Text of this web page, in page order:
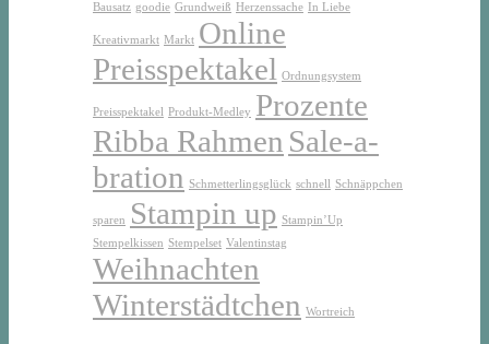
Bausatz goodie Grundweiß Herzenssache In Liebe
Kreativmarkt Markt Online
Preisspektakel Ordnungsystem
Preisspektakel Produkt-Medley Prozente
Ribba Rahmen Sale-a-
bration Schmetterlingsglück schnell Schnäppchen
sparen Stampin up Stampin’Up
Stempelkissen Stempelset Valentinstag
Weihnachten
Winterstädtchen Wortreich